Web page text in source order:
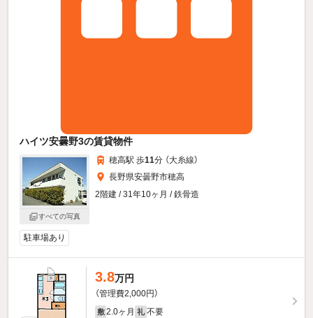
ハイツ安曇野3の賃貸物件
すべての写真
穂高駅 歩11分 （大糸線）
長野県安曇野市穂高
2階建 / 31年10ヶ月 / 鉄骨造
駐車場あり
3.8万円
（管理費2,000円）
敷 2.0ヶ月 礼 不要